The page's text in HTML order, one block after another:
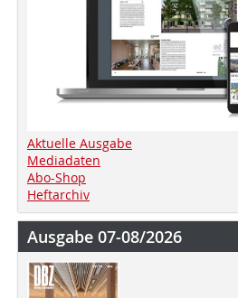
Aktuelle Ausgabe
Mediadaten
Abo-Shop
Heftarchiv
Ausgabe 07-08/2026